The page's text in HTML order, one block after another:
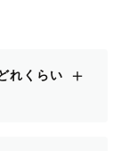
れくらい
＋